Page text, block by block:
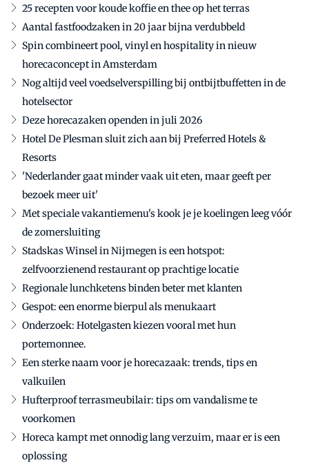
25 recepten voor koude koffie en thee op het terras
Aantal fastfoodzaken in 20 jaar bijna verdubbeld
Spin combineert pool, vinyl en hospitality in nieuw
horecaconcept in Amsterdam
Nog altijd veel voedselverspilling bij ontbijtbuffetten in de
hotelsector
Deze horecazaken openden in juli 2026
Hotel De Plesman sluit zich aan bij Preferred Hotels &
Resorts
'Nederlander gaat minder vaak uit eten, maar geeft per
bezoek meer uit'
Met speciale vakantiemenu's kook je je koelingen leeg vóór
de zomersluiting
Stadskas Winsel in Nijmegen is een hotspot:
zelfvoorzienend restaurant op prachtige locatie
Regionale lunchketens binden beter met klanten
Gespot: een enorme bierpul als menukaart
Onderzoek: Hotelgasten kiezen vooral met hun
portemonnee.
Een sterke naam voor je horecazaak: trends, tips en
valkuilen
Hufterproof terrasmeubilair: tips om vandalisme te
voorkomen
Horeca kampt met onnodig lang verzuim, maar er is een
oplossing